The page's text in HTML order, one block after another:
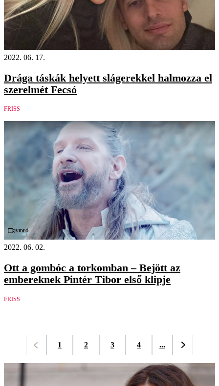
2022. 06. 17.
Drága táskák helyett slágerekkel halmozza el
szerelmét Fecsó
FRISS
Videó
2022. 06. 02.
Ott a gombóc a torkomban – Bejött az
embereknek Pintér Tibor első klipje
FRISS
1 2 3 4 ...